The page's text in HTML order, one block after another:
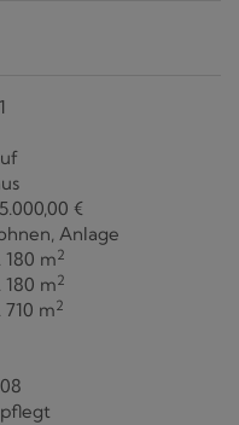
€
Anlage
180 m2
180 m2
710 m2